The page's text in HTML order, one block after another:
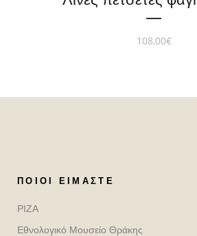
108,00€
ΠΟΙΟΙ ΕΊΜΑΣΤΕ
ΡΙΖΑ
Εθνολογικό Μουσείο Θράκης